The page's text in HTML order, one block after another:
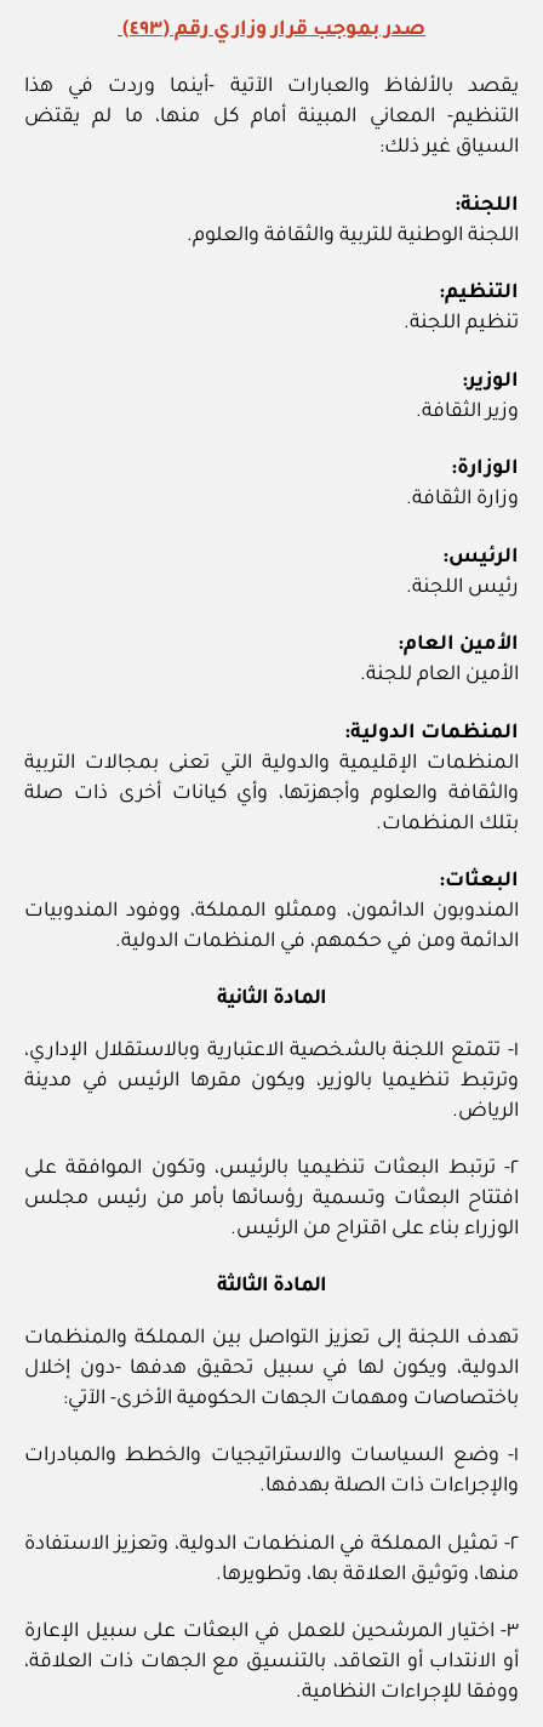
صدر بموجب قرار وزاري رقم (٤٩٣)
يقصد بالألفاظ والعبارات الآتية -أينما وردت في هذا
التنظيم- المعاني المبينة أمام كل منها، ما لم يقتض
السياق غير ذلك:
اللجنة:
اللجنة الوطنية للتربية والثقافة والعلوم.
التنظيم:
تنظيم اللجنة.
الوزير:
وزير الثقافة.
الوزارة:
وزارة الثقافة.
الرئيس:
رئيس اللجنة.
الأمين العام:
الأمين العام للجنة.
المنظمات الدولية:
المنظمات الإقليمية والدولية التي تعنى بمجالات التربية
والثقافة والعلوم وأجهزتها، وأي كيانات أخرى ذات صلة
بتلك المنظمات.
البعثات:
المندوبون الدائمون، وممثلو المملكة، ووفود المندوبيات
الدائمة ومن في حكمهم، في المنظمات الدولية.
المادة الثانية
١- تتمتع اللجنة بالشخصية الاعتبارية وبالاستقلال الإداري،
وترتبط تنظيميا بالوزير، ويكون مقرها الرئيس في مدينة
الرياض.
٢- ترتبط البعثات تنظيميا بالرئيس، وتكون الموافقة على
افتتاح البعثات وتسمية رؤسائها بأمر من رئيس مجلس
الوزراء بناء على اقتراح من الرئيس.
المادة الثالثة
تهدف اللجنة إلى تعزيز التواصل بين المملكة والمنظمات
الدولية، ويكون لها في سبيل تحقيق هدفها -دون إخلال
باختصاصات ومهمات الجهات الحكومية الأخرى- الآتي:
١- وضع السياسات والاستراتيجيات والخطط والمبادرات
والإجراءات ذات الصلة بهدفها.
٢- تمثيل المملكة في المنظمات الدولية، وتعزيز الاستفادة
منها، وتوثيق العلاقة بها، وتطويرها.
٣- اختيار المرشحين للعمل في البعثات على سبيل الإعارة
أو الانتداب أو التعاقد، بالتنسيق مع الجهات ذات العلاقة،
ووفقا للإجراءات النظامية.